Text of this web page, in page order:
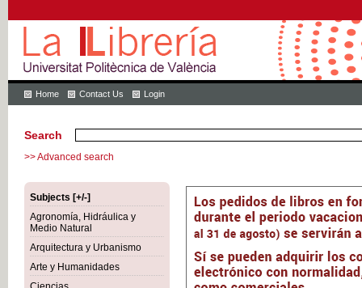
Home Contact Us Login
Search
>> Advanced search
Subjects [+/-]
Agronomía, Hidráulica y
Medio Natural
Arquitectura y Urbanismo
Arte y Humanidades